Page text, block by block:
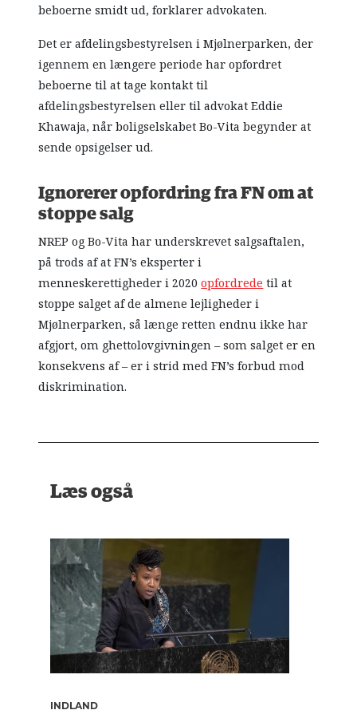
beboerne smidt ud, forklarer advokaten.
Det er afdelingsbestyrelsen i Mjølnerparken, der
igennem en længere periode har opfordret
beboerne til at tage kontakt til
afdelingsbestyrelsen eller til advokat Eddie
Khawaja, når boligselskabet Bo-Vita begynder at
sende opsigelser ud.
Ignorerer opfordring fra FN om at
stoppe salg
NREP og Bo-Vita har underskrevet salgsaftalen,
på trods af at FN’s eksperter i
menneskerettigheder i 2020opfordrede til at
stoppe salget af de almene lejligheder i
Mjølnerparken, så længe retten endnu ikke har
afgjort, om ghettolovgivningen – som salget er en
konsekvens af – er i strid med FN’s forbud mod
diskrimination.
Læs også
INDLAND